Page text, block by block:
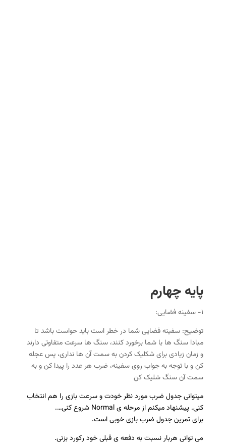
پایه چهارم
۱- سفینه فضایی:
توضیح: سفینه فضایی شما در خطر است باید حواست باشد تا
مبادا سنگ ها با شما برخورد کنند، سنگ ها سرعت متفاوتی دارند
و زمان زیادی برای شکلیک کردن به سمت آن ها نداری، پس عجله
کن و با توجه به جواب روی سفینه، ضرب هر عدد را پیدا کن و به
سمت آن سنگ شلیک کن
میتوانی جدول ضرب مورد نظر خودت و سرعت بازی را هم انتخاب
کنی. پیشنهاد میکنم از مرحله ی Normal شروع کنی….
برای تمرین جدول ضرب بازی خوبی است.
می توانی هربار نسبت به دفعه ی قبلی خود رکورد بزنی.